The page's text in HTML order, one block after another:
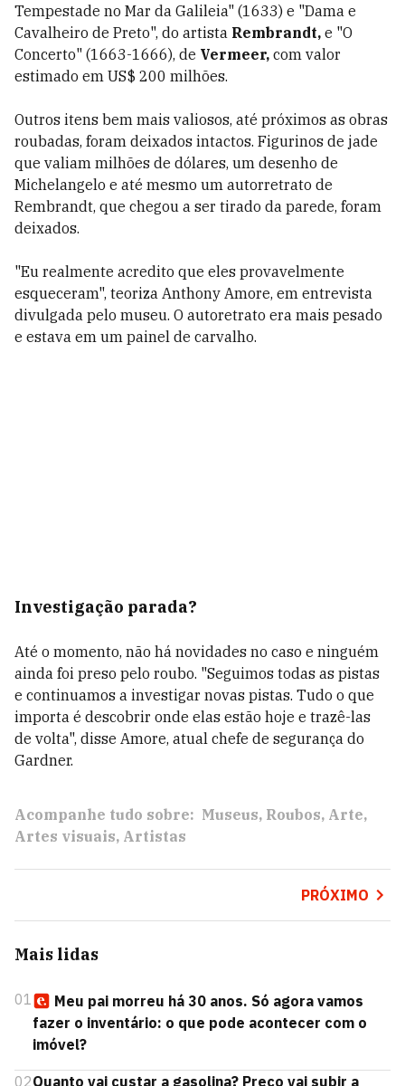
Tempestade no Mar da Galileia" (1633) e "Dama e
Cavalheiro de Preto", do artista Rembrandt, e "O
Concerto" (1663-1666), de Vermeer, com valor
estimado em US$ 200 milhões.
Outros itens bem mais valiosos, até próximos as obras
roubadas, foram deixados intactos. Figurinos de jade
que valiam milhões de dólares, um desenho de
Michelangelo e até mesmo um autorretrato de
Rembrandt, que chegou a ser tirado da parede, foram
deixados.
"Eu realmente acredito que eles provavelmente
esqueceram", teoriza Anthony Amore, em entrevista
divulgada pelo museu. O autoretrato era mais pesado
e estava em um painel de carvalho.
Investigação parada?
Até o momento, não há novidades no caso e ninguém
ainda foi preso pelo roubo. "Seguimos todas as pistas
e continuamos a investigar novas pistas. Tudo o que
importa é descobrir onde elas estão hoje e trazê-las
de volta", disse Amore, atual chefe de segurança do
Gardner.
Acompanhe tudo sobre: Museus Roubos Arte
Artes visuais Artistas
PRÓXIMO
Mais lidas
01
Meu pai morreu há 30 anos. Só agora vamos
fazer o inventário: o que pode acontecer com o
imóvel?
02Quanto vai custar a gasolina? Preço vai subir a